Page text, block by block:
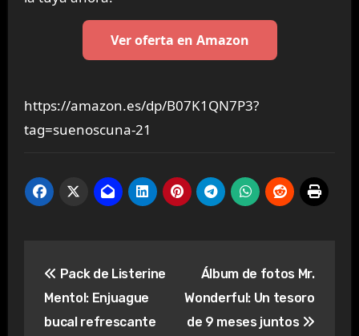
Ver oferta en Amazon
https://amazon.es/dp/B07K1QN7P3?
tag=suenoscuna-21
de
entradas
Pack de Listerine
Mentol: Enjuague
bucal refrescante
Álbum de fotos Mr.
Wonderful: Un tesoro
de 9 meses juntos